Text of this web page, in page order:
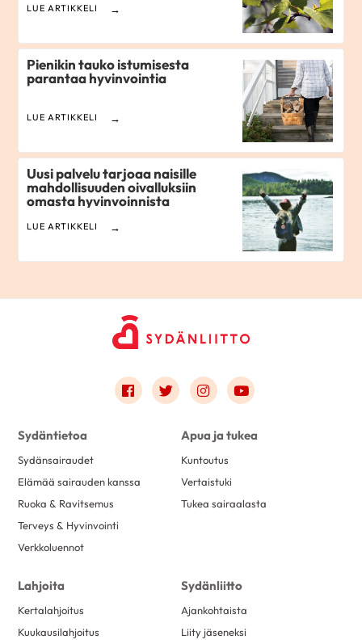
LUE ARTIKKELI
Pienikin tauko istumisesta
parantaa hyvinvointia
LUE ARTIKKELI
Uusi palvelu tarjoaa naisille
mahdollisuuden oivalluksiin
omasta hyvinvoinnista
LUE ARTIKKELI
Link to facebook
Link to twitter
Link to instagram
Link to youtube
Sydäntietoa
Sydänsairaudet
Elämää sairauden kanssa
Ruoka & Ravitsemus
Terveys & Hyvinvointi
Verkkoluennot
Apua ja tukea
Kuntoutus
Vertaistuki
Tukea sairaalasta
Lahjoita
Kertalahjoitus
Kuukausilahjoitus
Sydänliitto
Ajankohtaista
Liity jäseneksi